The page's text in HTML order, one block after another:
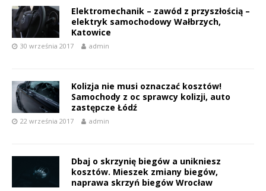
Elektromechanik – zawód z przyszłością –
elektryk samochodowy Wałbrzych,
Katowice
30 września 2017 admin
Kolizja nie musi oznaczać kosztów!
Samochody z oc sprawcy kolizji, auto
zastępcze Łódź
22 września 2017 admin
Dbaj o skrzynię biegów a unikniesz
kosztów. Mieszek zmiany biegów,
naprawa skrzyń biegów Wrocław